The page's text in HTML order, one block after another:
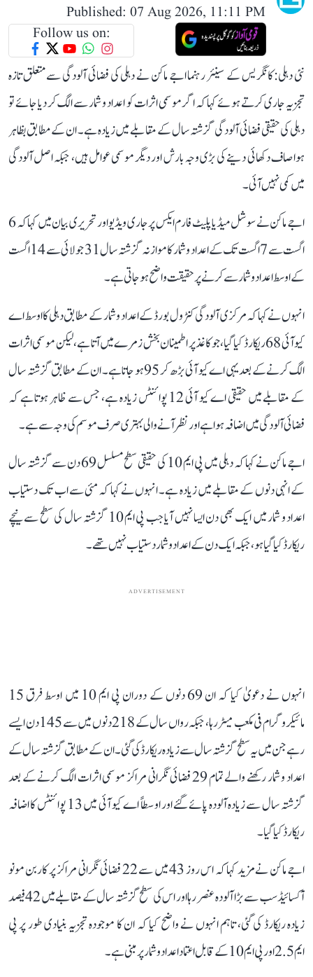
Published: 07 Aug 2026, 11:11 PM
Follow us on:
نئی دہلی: کانگریس کے سینئر رہنما اجے ماکن نے دہلی کی فضائی آلودگی سے متعلق تازہ
تجزیہ جاری کرتے ہوئے کہا کہ اگر موسمی اثرات کو اعداد و شمار سے الگ کر دیا جائے تو
دہلی کی حقیقی فضائی آلودگی گزشتہ سال کے مقابلے میں زیادہ ہے۔ ان کے مطابق بظاہر
ہوا صاف دکھائی دینے کی بڑی وجہ بارش اور دیگر موسمی عوامل ہیں، جبکہ اصل آلودگی
میں کمی نہیں آئی۔
اجے ماکن نے سوشل میڈیا پلیٹ فارم ایکس پر جاری ویڈیو اور تحریری بیان میں کہا کہ 6
اگست سے 7 اگست تک کے اعداد و شمار کا موازنہ گزشتہ سال 31 جولائی سے 14 اگست
کے اوسط اعداد و شمار سے کرنے پر حقیقت واضح ہو جاتی ہے۔
انہوں نے کہا کہ مرکزی آلودگی کنٹرول بورڈ کے اعداد و شمار کے مطابق دہلی کا اوسط اے
کیو آئی 68 ریکارڈ کیا گیا، جو کاغذ پر اطمینان بخش زمرے میں آتا ہے، لیکن موسمی اثرات
الگ کرنے کے بعد یہی اے کیو آئی بڑھ کر 95 ہو جاتا ہے۔ ان کے مطابق گزشتہ سال
کے مقابلے میں حقیقی اے کیو آئی 12 پوائنٹس زیادہ ہے، جس سے ظاہر ہوتا ہے کہ
فضائی آلودگی میں اضافہ ہوا ہے اور نظر آنے والی بہتری صرف موسم کی وجہ سے ہے۔
اجے ماکن نے کہا کہ دہلی میں پی ایم 10 کی حقیقی سطح مسلسل 69 دن سے گزشتہ سال
کے انہی دنوں کے مقابلے میں زیادہ ہے۔ انہوں نے کہا کہ مئی سے اب تک دستیاب
اعداد و شمار میں ایک بھی دن ایسا نہیں آیا جب پی ایم 10 گزشتہ سال کی سطح سے نیچے
ریکارڈ کیا گیا ہو، جبکہ ایک دن کے اعداد و شمار دستیاب نہیں تھے۔
ADVERTISEMENT
انہوں نے دعویٰ کیا کہ ان 69 دنوں کے دوران پی ایم 10 میں اوسط فرق 15
مائیکروگرام فی مکعب میٹر رہا، جبکہ رواں سال کے 218 دنوں میں سے 145 دن ایسے
رہے جن میں یہ سطح گزشتہ سال سے زیادہ ریکارڈ کی گئی۔ ان کے مطابق گزشتہ سال کے
اعداد و شمار رکھنے والے تمام 29 فضائی نگرانی مراکز موسمی اثرات الگ کرنے کے بعد
گزشتہ سال سے زیادہ آلودہ پائے گئے اور اوسطاً اے کیو آئی میں 13 پوائنٹس کا اضافہ
ریکارڈ کیا گیا۔
اجے ماکن نے مزید کہا کہ اس روز 43 میں سے 22 فضائی نگرانی مراکز پر کاربن مونو
آکسائیڈ سب سے بڑا آلودہ عنصر رہا اور اس کی سطح گزشتہ سال کے مقابلے میں 42 فیصد
زیادہ ریکارڈ کی گئی، تاہم انہوں نے واضح کیا کہ ان کا موجودہ تجزیہ بنیادی طور پر پی
ایم 2.5 اور پی ایم 10 کے قابل اعتماد اعداد و شمار پر مبنی ہے۔